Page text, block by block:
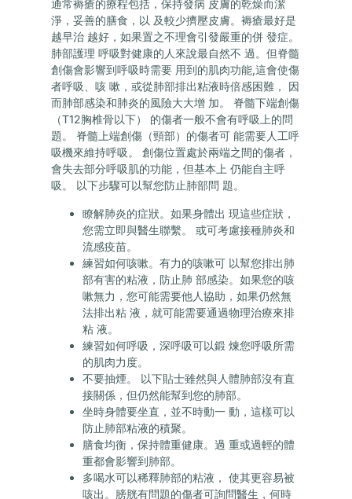
通常褥瘡的療程包括，保持發病 皮膚的乾燥而潔
淨，妥善的膳食，以 及較少擠壓皮膚。褥瘡最好是
越早治 越好，如果置之不理會引發嚴重的併 發症。
肺部護理 呼吸對健康的人來說最自然不 過。但脊髓
創傷會影響到呼吸時需要 用到的肌肉功能,這會使傷
者呼吸、咳 嗽，或從肺部排出粘液時倍感困難， 因
而肺部感染和肺炎的風險大大增 加。 脊髓下端創傷
（T12胸椎骨以下） 的傷者一般不會有呼吸上的問
題。 脊髓上端創傷（頸部）的傷者可 能需要人工呼
吸機來維持呼吸。 創傷位置處於兩端之間的傷者，
會失去部分呼吸肌的功能，但基本上 仍能自主呼
吸。 以下步驟可以幫您防止肺部問 題。
瞭解肺炎的症狀。如果身體出 現這些症狀，
您需立即與醫生聯繫。 或可考慮接種肺炎和
流感疫苗。
練習如何咳嗽。有力的咳嗽可 以幫您排出肺
部有害的粘液，防止肺 部感染。如果您的咳
嗽無力，您可能需要他人協助，如果仍然無
法排出粘 液，就可能需要通過物理治療來排
粘 液。
練習如何呼吸，深呼吸可以鍛 煉您呼吸所需
的肌肉力度。
不要抽煙。 以下貼士雖然與人體肺部沒有直
接關係，但仍然能幫到您的肺部。
坐時身體要坐直，並不時動一 動，這樣可以
防止肺部粘液的積聚。
膳食均衡，保持體重健康。過 重或過輕的體
重都會影響到肺部。
多喝水可以稀釋肺部的粘液， 使其更容易被
咳出。膀胱有問題的傷者可詢問醫生，何時